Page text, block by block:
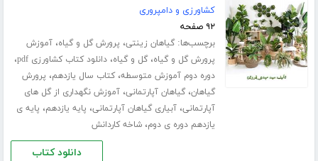
کشاورزی و دامپروری
۹۲ صفحه
برچسب‌ها:گیاهان زینتی، پرورش گل و گیاه،آموزش
پرورش گل و گیاه،گل و گیاه،دانلود کتاب کشاورزی pdf ،
دوره دوم آموزش متوسطه،کتاب سال یازدهم، پرورش
گیاهان،گیاهان آپارتمانی،آموزش نگهداری از گل های
آپارتمانی،آبیاری گیاهان آپارتمانی، پایه یازدهم، پایه ی
یازدهم دوره ی دوم،شاخه کاردانش
دانلود کتاب